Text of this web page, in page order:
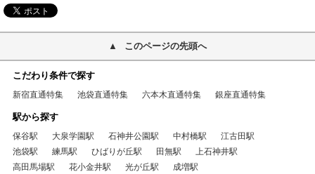
このページの先頭へ
こだわり条件で探す
新宿直通特集 池袋直通特集 六本木直通特集 銀座直通特集
駅から探す
保谷駅 大泉学園駅 石神井公園駅 中村橋駅
江古田駅
池袋駅
練馬駅 ひばりが丘駅 田無駅
上石神井駅
高田馬場駅
花小金井駅 光が丘駅 成増駅